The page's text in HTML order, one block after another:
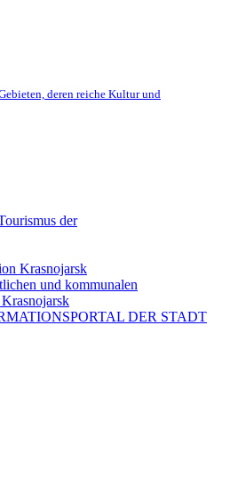
deren reiche Kultur und
der
Krasnojarsk
und kommunalen
DER STADT